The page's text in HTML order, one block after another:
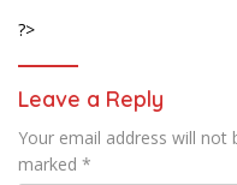
?>
Leave a Reply
Your email address will not
marked *